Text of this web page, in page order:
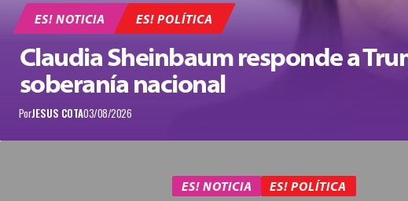
ES! NOTICIA ES! POLÍTICA
Claudia Sheinbaum responde a
soberanía nacional
PorJESUS COTA03/08/2026
ES! NOTICIA ES! POLÍTICA